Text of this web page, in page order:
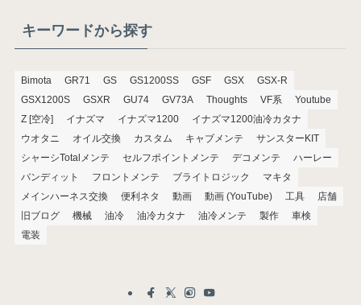
ブキーワードから探す
Bimota GR71 GS GS1200SS GSF GSX
GSX-R
GSX1200S
GSXR GU74 GV73A Thoughts VF系
Youtube
Z [空冷]
イナズマ イナズマ1200
イナズマ1200油冷カタナ
ウオタニ
オイル交換 カスタム キャブメンテ
サンスターKIT
シャーシTotalメンテ
セルフポイントメンテ デコメンテ
ハーレー
バンディット
フロントメンテ ブライトロジック
マキタ
メインハーネス交換
便利ネタ 動画 動画 (YouTube) 工具
店舗
旧ブログ
機械 油冷 油冷カタナ 油冷メンテ 製作
車検
電装